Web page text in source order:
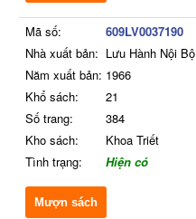
Mã số:
609LV0037190
Nhà xuất bản: Lưu Hành Nội Bộ
Năm xuất bản: 1966
Khổ sách:
21
Số trang:
384
Kho sách:
Khoa Triết
Tình trạng:
Hiện có
Mượn sách